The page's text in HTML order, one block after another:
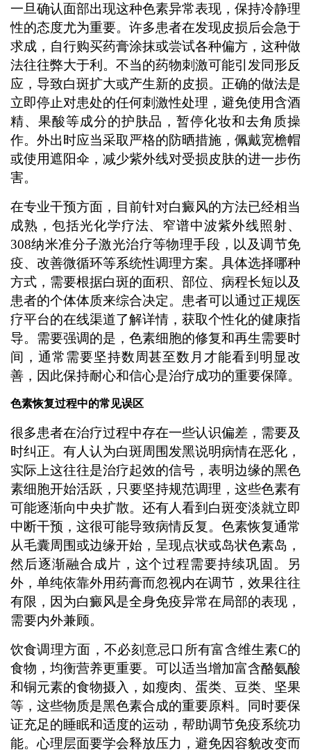
一旦确认面部出现这种色素异常表现，保持冷静理
性的态度尤为重要。许多患者在发现皮损后会急于
求成，自行购买药膏涂抹或尝试各种偏方，这种做
法往往弊大于利。不当的药物刺激可能引发同形反
应，导致白斑扩大或产生新的皮损。正确的做法是
立即停止对患处的任何刺激性处理，避免使用含酒
精、果酸等成分的护肤品，暂停化妆和去角质操
作。外出时应当采取严格的防晒措施，佩戴宽檐帽
或使用遮阳伞，减少紫外线对受损皮肤的进一步伤
害。
在专业干预方面，目前针对白癜风的方法已经相当
成熟，包括光化学疗法、窄谱中波紫外线照射、
308纳米准分子激光治疗等物理手段，以及调节免
疫、改善微循环等系统性调理方案。具体选择哪种
方式，需要根据白斑的面积、部位、病程长短以及
患者的个体体质来综合决定。患者可以通过正规医
疗平台的在线渠道了解详情，获取个性化的健康指
导。需要强调的是，色素细胞的修复和再生需要时
间，通常需要坚持数周甚至数月才能看到明显改
善，因此保持耐心和信心是治疗成功的重要保障。
色素恢复过程中的常见误区
很多患者在治疗过程中存在一些认识偏差，需要及
时纠正。有人认为白斑周围发黑说明病情在恶化，
实际上这往往是治疗起效的信号，表明边缘的黑色
素细胞开始活跃，只要坚持规范调理，这些色素有
可能逐渐向中央扩散。还有人看到白斑变淡就立即
中断干预，这很可能导致病情反复。色素恢复通常
从毛囊周围或边缘开始，呈现点状或岛状色素岛，
然后逐渐融合成片，这个过程需要持续巩固。另
外，单纯依靠外用药膏而忽视内在调节，效果往往
有限，因为白癜风是全身免疫异常在局部的表现，
需要内外兼顾。
饮食调理方面，不必刻意忌口所有富含维生素C的
食物，均衡营养更重要。可以适当增加富含酪氨酸
和铜元素的食物摄入，如瘦肉、蛋类、豆类、坚果
等，这些物质是黑色素合成的重要原料。同时要保
证充足的睡眠和适度的运动，帮助调节免疫系统功
能。心理层面要学会释放压力，避免因容貌改变而